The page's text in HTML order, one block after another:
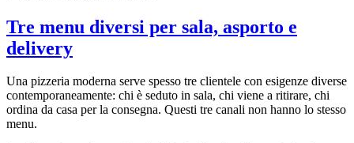
Tre menu diversi per sala, asporto e
delivery
Una pizzeria moderna serve spesso tre clientele con esigenze diverse
contemporaneamente: chi è seduto in sala, chi viene a ritirare, chi
ordina da casa per la consegna. Questi tre canali non hanno lo stesso
menu.